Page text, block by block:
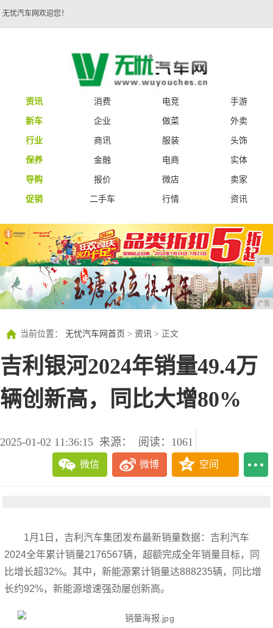
无忧汽车网欢迎您！
资讯 消费 电竞
手游
新车
企业 做菜
外卖
行业
商讯 服装
头饰
保养
金融 电商
实体
导购
报价 微店
卖家
促销
二手车 行情 资讯
广告
广告
当前位置： 无忧汽车网首页 > 资讯 > 正文
吉利银河2024年销量49.4万
辆创新高，同比大增80%
2025-01-02 11:36:15 来源： 阅读：1061
微信 微博 空间
1月1日，吉利汽车集团发布最新销量数据：吉利汽车
2024全年累计销量2176567辆，超额完成全年销量目标，同
比增长超32%。其中，新能源累计销量达888235辆，同比增
长约92%，新能源增速强劲屡创新高。